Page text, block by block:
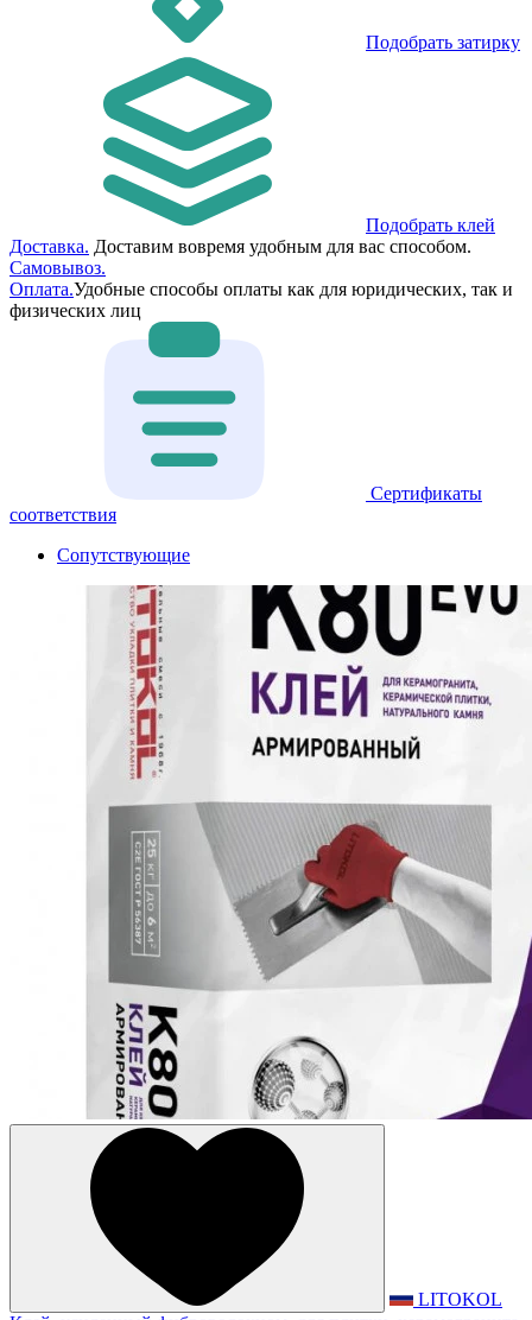
Подобрать затирку
Подобрать клей
Доставка. Доставим вовремя удобным для вас способом.
Самовывоз.
Оплата.Удобные способы оплаты как для юридических, так и
физических лиц
Сертификаты
соответствия
Сопутствующие
LITOKOL